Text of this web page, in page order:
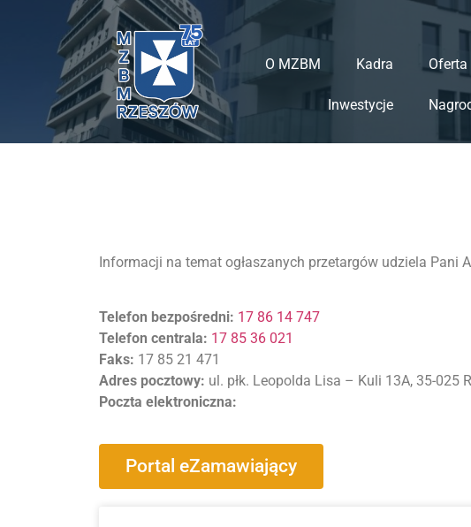
O MZBM Kadra Oferta
Inwestycje
Informacji na temat ogłaszanych przetargów udziela Pani
Telefon bezpośredni: 17 86 14 747
Telefon centrala: 17 85 36 021
Faks: 17 85 21 471
Adres pocztowy: ul. płk. Leopolda Lisa – Kuli 13A, 35-025
Poczta elektroniczna:
Portal eZamawiający